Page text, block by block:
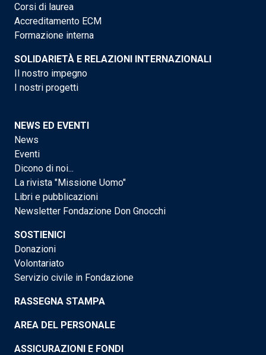
Corsi di laurea
Accreditamento ECM
Formazione interna
SOLIDARIETÀ E RELAZIONI INTERNAZIONALI
Il nostro impegno
I nostri progetti
NEWS ED EVENTI
News
Eventi
Dicono di noi...
La rivista "Missione Uomo"
Libri e pubblicazioni
Newsletter Fondazione Don Gnocchi
SOSTIENICI
Donazioni
Volontariato
Servizio civile in Fondazione
RASSEGNA STAMPA
AREA DEL PERSONALE
ASSICURAZIONI E FONDI